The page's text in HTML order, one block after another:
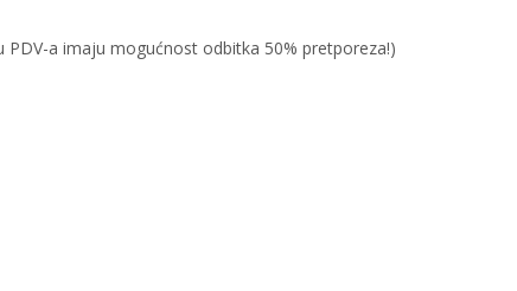
a imaju mogućnost odbitka 50% pretporeza!)